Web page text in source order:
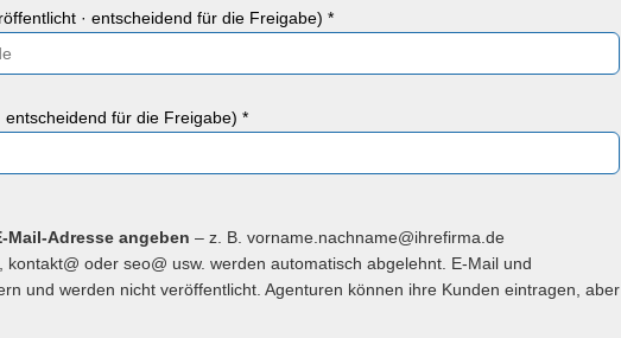
· entscheidend für die Freigabe) *
entscheidend für die Freigabe) *
Adresse angeben – z. B. vorname.nachname@ihrefirma.de
kontakt@ oder seo@ usw. werden automatisch abgelehnt. E-Mail und
und werden nicht veröffentlicht. Agenturen können ihre Kunden eintragen, aber